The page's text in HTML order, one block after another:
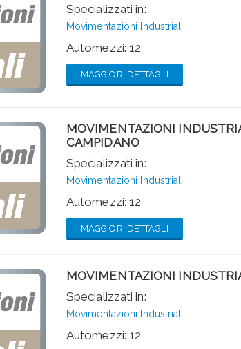
Specializzati in:
Movimentazioni Industriali
Automezzi: 12
MAGGIORI DETTAGLI
MOVIMENTAZIONI
CAMPIDANO
Specializzati in:
Movimentazioni Industriali
Automezzi: 12
MAGGIORI DETTAGLI
MOVIMENTAZIONI
Specializzati in:
Movimentazioni Industriali
Automezzi: 12